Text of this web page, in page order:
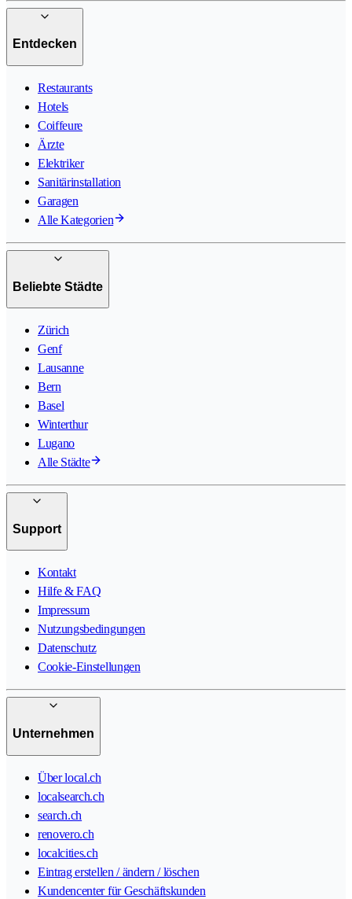
Entdecken
Restaurants
Hotels
Coiffeure
Ärzte
Elektriker
Sanitärinstallation
Garagen
Alle Kategorien
Beliebte Städte
Zürich
Genf
Lausanne
Bern
Basel
Winterthur
Lugano
Alle Städte
Support
Kontakt
Hilfe & FAQ
Impressum
Nutzungsbedingungen
Datenschutz
Cookie-Einstellungen
Unternehmen
Über local.ch
localsearch.ch
search.ch
renovero.ch
localcities.ch
Eintrag erstellen / ändern / löschen
Kundencenter für Geschäftskunden